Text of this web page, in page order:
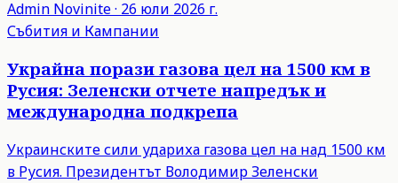
Admin Novinite· 26 юли 2026 г.
Събития и Кампании
Украйна порази газова цел на 1500 км в
Русия: Зеленски отчете напредък и
международна подкрепа
Украинските сили удариха газова цел на над 1500 км
в Русия. Президентът Володимир Зеленски